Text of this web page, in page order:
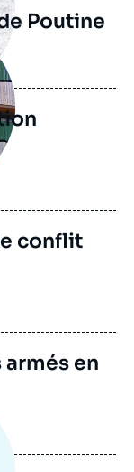
Poutine
conflit
en